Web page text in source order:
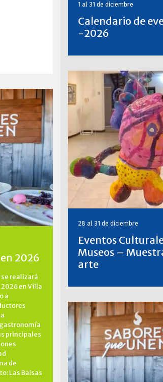
2026
se realizará
2026 en Villa
a
principales
de
Las Balsas
1 al 31 de diciembre
Calendario de
-2026
28 al 31 de diciembre
Eventos
Museos –
arte